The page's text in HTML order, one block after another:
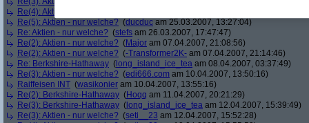
Re(4): Aktien - nur welche?
Re(5): Aktien - nur welche? (ducduc am 25.03.2007, 13:27:04)
Re: Aktien - nur welche? (stefs am 26.03.2007, 17:47:47)
Re(2): Aktien - nur welche? (Major am 07.04.2007, 21:08:56)
Re(2): Aktien - nur welche? (-Transformer2K- am 07.04.2007, 21:14:46)
Re: Berkshire-Hathaway ( long_island_ice_tea am 08.04.2007, 03:37:49)
Re(3): Aktien - nur welche? (edi666.com am 10.04.2007, 13:50:16)
Raiffeisen INT (wasikonier am 10.04.2007, 13:55:16)
Re(2): Berkshire-Hathaway (Hoqq am 11.04.2007, 20:21:29)
Re(3): Berkshire-Hathaway ( long_island_ice_tea am 12.04.2007, 15:39:49)
Re(3): Aktien - nur welche? (seti__23 am 12.04.2007, 15:52:28)